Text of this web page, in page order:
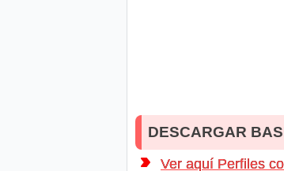
DESCARGAR
Ver aquí Perfiles